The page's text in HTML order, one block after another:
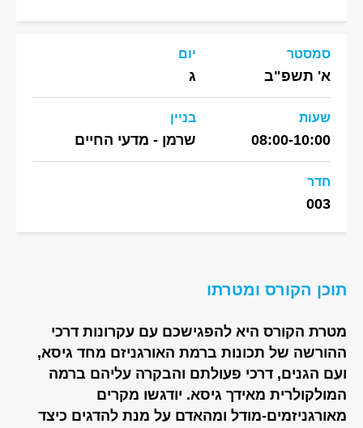
סמסטר
א' תשפ"ב
יום
ג
שעות
08:00-10:00
בניין
שרמן - מדעי החיים
חדר
003
תוכן הקורס ומטרתו
מטרת הקורס היא להפגישכם עם עקרונות דרכי
ההורשה של תכונות ברמת האורגניזם מחד גיסא,
ועם הגנים, דרכי פעולתם והבקרה עליהם ברמה
המולקולרית מאידך גיסא. יודגשו מקרים
מאורגניזמים-מודל ומהאדם על מנת להדגים כיצד